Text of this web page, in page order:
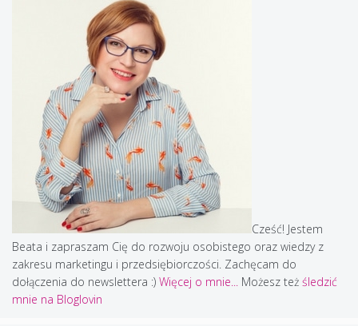
Cześć! Jestem
Beata i zapraszam Cię do rozwoju osobistego oraz wiedzy z
zakresu marketingu i przedsiębiorczości. Zachęcam do
dołączenia do newslettera :) Więcej o mnie... Możesz też śledzić
mnie na Bloglovin